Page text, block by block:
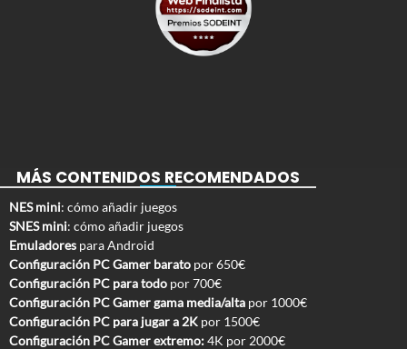
MÁS CONTENIDOS RECOMENDADOS
NES mini: cómo añadir juegos
SNES mini: cómo añadir juegos
Emuladores para Android
Configuración PC Gamer barato por 650€
Configuración PC para todo por 700€
Configuración PC Gamer gama media/alta por 1000€
Configuración PC para jugar a 2K por 1500€
Configuración PC Gamer extremo:4K por 2000€